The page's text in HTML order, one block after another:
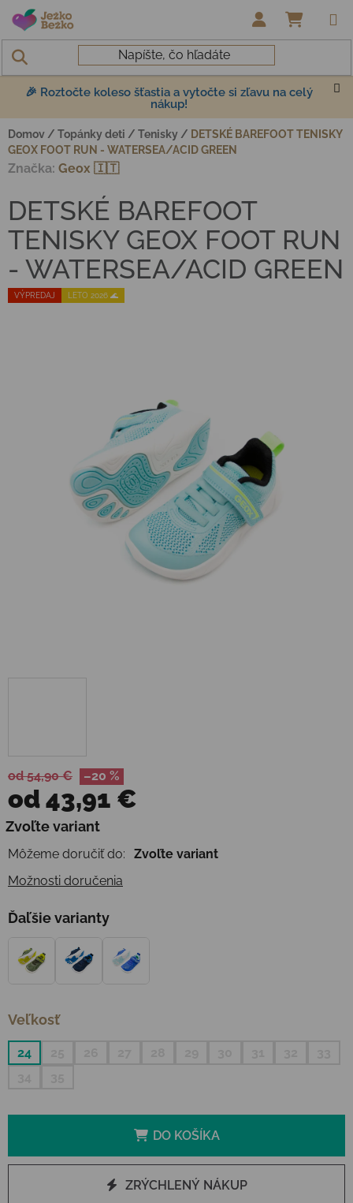
Prejsť na obsah
🎉 Roztočte koleso šťastia a vytočte si zľavu na celý
nákup!
Domov / Topánky deti / Tenisky / DETSKÉ BAREFOOT TENISKY
GEOX FOOT RUN - WATERSEA/ACID GREEN
od 54,90 € –20 %
od43,91 €
Jednotková cena:
Zvoľte variant
Môžeme doručiť do:
Zvoľte variant
Možnosti doručenia
Ďaľšie varianty
Veľkosť
24
DO KOŠÍKA
ZRÝCHLENÝ NÁKUP
VÝPREDAJ LETO 2026 🌊
DETSKÉ BAREFOOT
TENISKY GEOX FOOT RUN
- WATERSEA/ACID GREEN
Značka: Geox 🇮🇹